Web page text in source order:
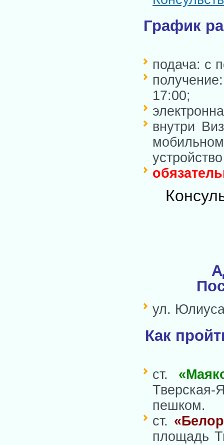
График
подача: с
17:00;
внутри
ул.
Как
ст.
пешком.
ст.
площадь